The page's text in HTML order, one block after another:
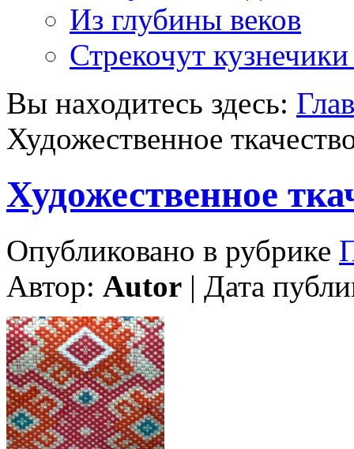
Из глубины веков
Стрекочут
Вы находитесь здесь:
Художественное
Художественное
Опубликовано в рубрике
Автор: Autor | Дата